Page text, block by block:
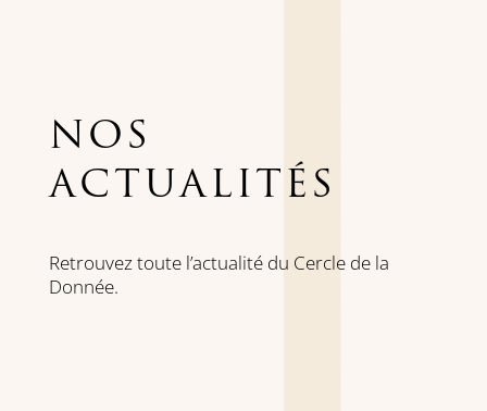
NOS
ACTUALITÉS
Retrouvez toute l’actualité du Cercle de la
Donnée.